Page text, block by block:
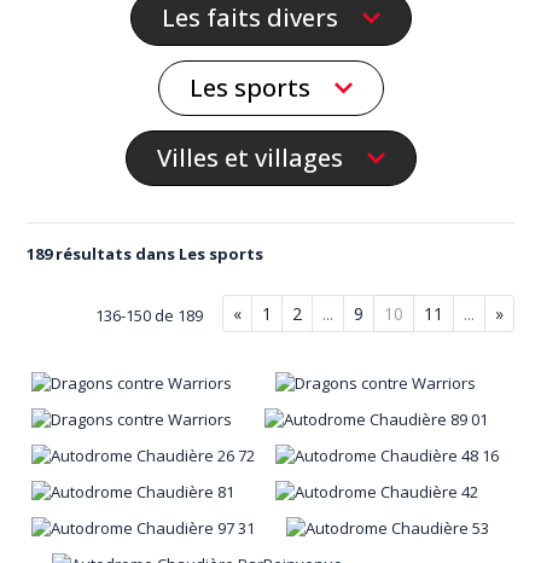
Les faits divers
Les sports
Villes et villages
189 résultats dans Les sports
136-150 de 189 « 1 2 ... 9 10 11 ... »